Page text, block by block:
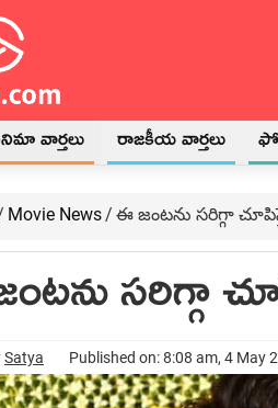
వార్తలు రాజకీయ వార్తలు
Movie News/ ఈ జంటను సరిగ్గా
సరిగ్గా
Satya Published on: 8:08 am, 4 May